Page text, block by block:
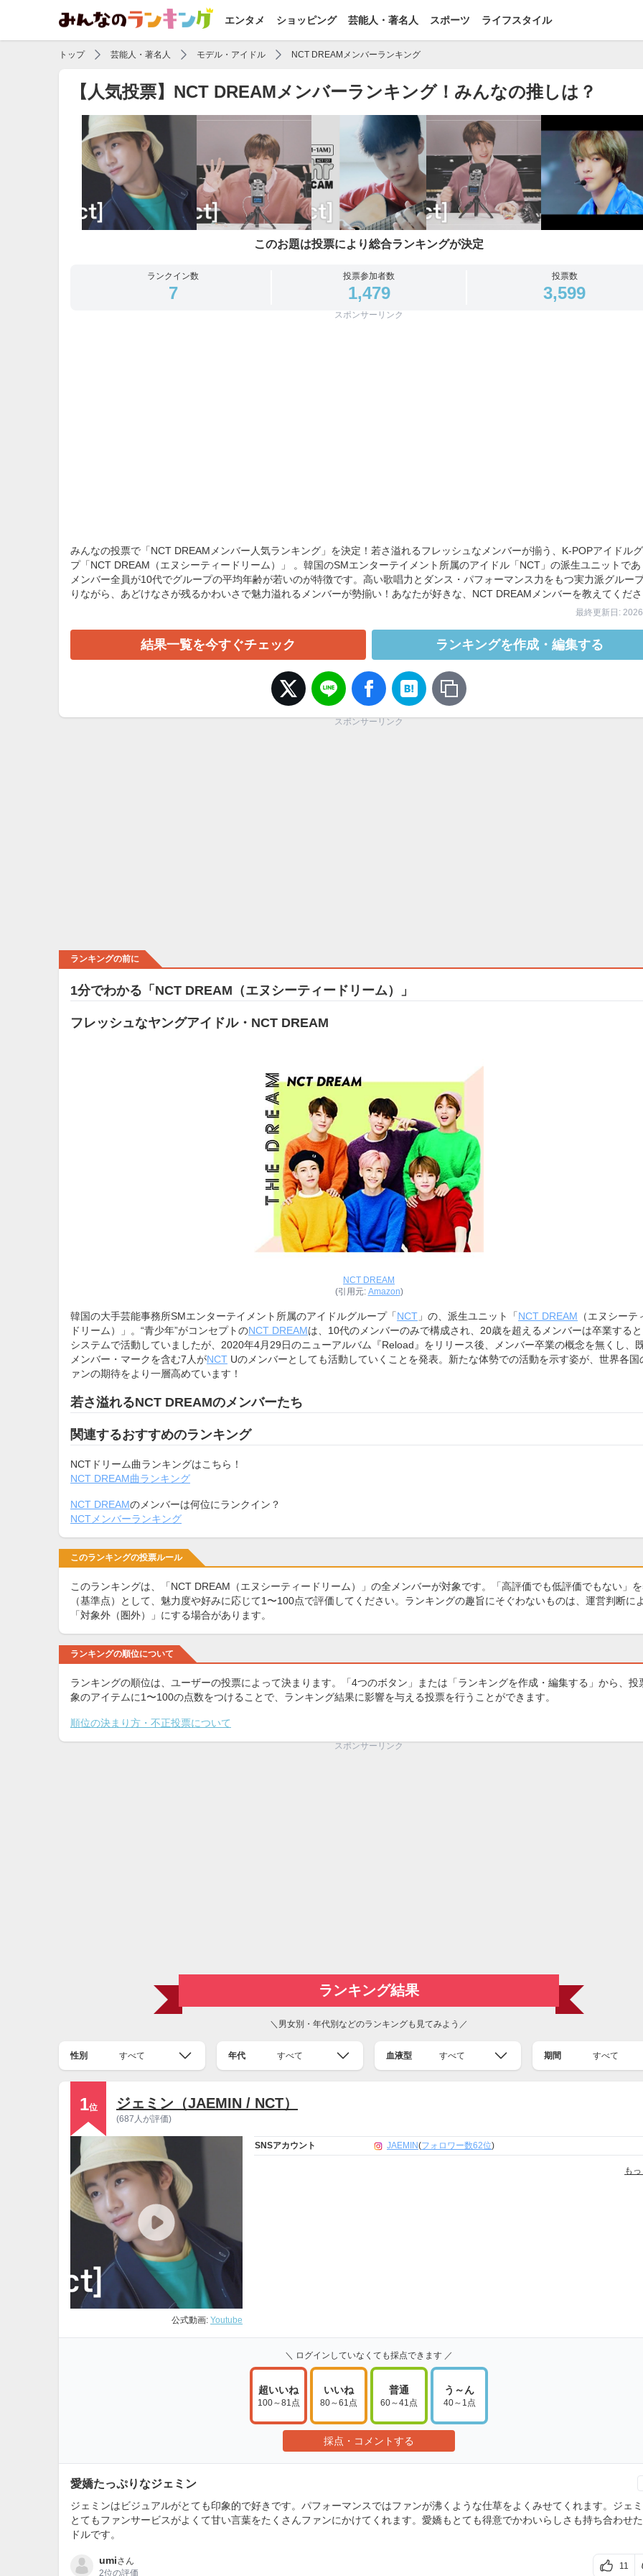
エンタメ ショッピング 芸能人・著名人 スポーツ ライフスタイル
トップ 芸能人・著名人 モデル・アイドル NCT DREAMメンバーランキング
【人気投票】NCT DREAMメンバーランキング！みんなの推しは？
このお題は投票により総合ランキングが決定
ランクイン数
7
投票参加者数
1,479
投票数
3,599
スポンサーリンク
みんなの投票で「NCT DREAMメンバー人気ランキング」を決定！若さ溢れるフレッシュなメンバーが揃う、K-POPアイドル
プ「NCT DREAM（エヌシーティードリーム）」 。韓国のSMエンターテイメント所属のアイドル「NCT」の派生ユニットであ
メンバー全員が10代でグループの平均年齢が若いのが特徴です。高い歌唱力とダンス・パフォーマンス力をもつ実力派グルー
りながら、あどけなさが残るかわいさで魅力溢れるメンバーが勢揃い！あなたが好きな、NCT DREAMメンバーを教えてくだ
最終更新日:
結果一覧を今すぐチェック ランキングを作成・編集する
スポンサーリンク
ランキングの前に
1分でわかる「NCT DREAM（エヌシーティードリーム）」
フレッシュなヤングアイドル・NCT DREAM
NCT DREAM
(引用元: Amazon)
韓国の大手芸能事務所SMエンターテイメント所属のアイドルグループ「NCT 」の、派生ユニット「NCT DREAM （エヌシーテ
ドリーム）」。“青少年”がコンセプトのNCT DREAMは、10代のメンバーのみで構成され、20歳を超えるメンバーは卒業する
システムで活動していましたが、2020年4月29日のニューアルバム『Reload』をリリース後、メンバー卒業の概念を無くし、
メンバー・マークを含む7人がNCT Uのメンバーとしても活動していくことを発表。新たな体勢での活動を示す姿が、世界各国
ァンの期待をより一層高めています！
若さ溢れるNCT DREAMのメンバーたち
関連するおすすめのランキング
NCTドリーム曲ランキングはこちら！
NCT DREAM曲ランキング
NCT DREAMのメンバーは何位にランクイン？
NCTメンバーランキング
このランキングの投票ルール
このランキングは、「NCT DREAM（エヌシーティードリーム）」の全メンバーが対象です。「高評価でも低評価でもない」
（基準点）として、魅力度や好みに応じて1〜100点で評価してください。ランキングの趣旨にそぐわないものは、運営判断に
「対象外（圏外）」にする場合があります。
ランキングの順位について
ランキングの順位は、ユーザーの投票によって決まります。「4つのボタン」または「ランキングを作成・編集する」から、投
象のアイテムに1〜100の点数をつけることで、ランキング結果に影響を与える投票を行うことができます。
順位の決まり方・不正投票について
スポンサーリンク
ランキング結果
＼男女別・年代別などのランキングも見てみよう／
性別 すべて 年代 すべて 血液型 すべて 期間 すべて
1位 ジェミン（JAEMIN / NCT）
(687人が評価)
公式動画: Youtube
SNSアカウント JAEMIN(フォロワー数62位)
も
＼ ログインしていなくても採点できます ／
超いいね
100～81点
いいね
80～61点
普通
60～41点
う～ん
40～1点
採点・コメントする
愛嬌たっぷりなジェミン
ジェミンはビジュアルがとても印象的で好きです。パフォーマンスではファンが沸くような仕草をよくみせてくれます。ジェ
とてもファンサービスがよくて甘い言葉をたくさんファンにかけてくれます。愛嬌もとても得意でかわいらしさも持ち合わせ
ドルです。
umiさん
2位の評価
11